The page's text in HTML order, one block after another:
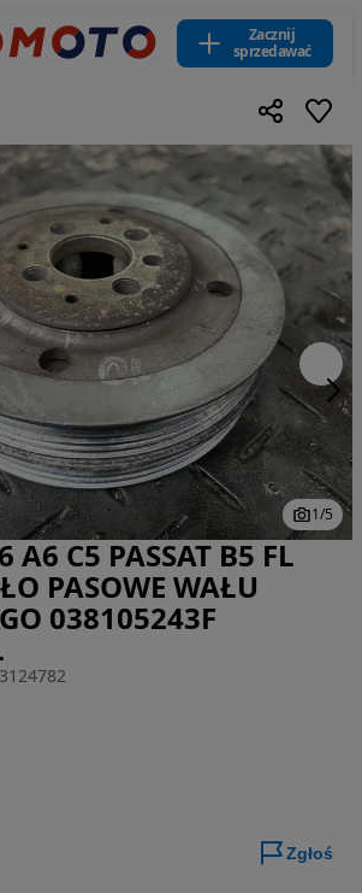
Zacznij
sprzedawać
1/5
A6 C5 PASSAT B5 FL
PASOWE WAŁU
038105243F
Zgłoś